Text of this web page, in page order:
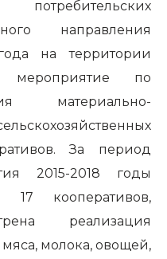
потребительских
направления
на территории
мероприятие по
материально-
За период
2015-2018 годы
17 кооперативов,
реализация
молока, овощей,